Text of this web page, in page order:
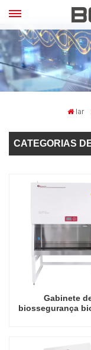
lar
CATEGORIAS
Gabinete
biossegurança